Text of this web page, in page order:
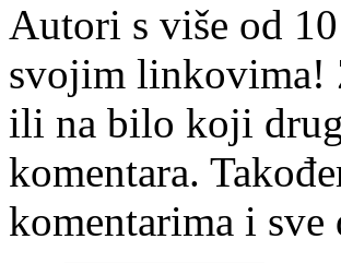
Autori s više od
svojim linkovima!
ili na bilo koji
komentara.
komentarima i sve